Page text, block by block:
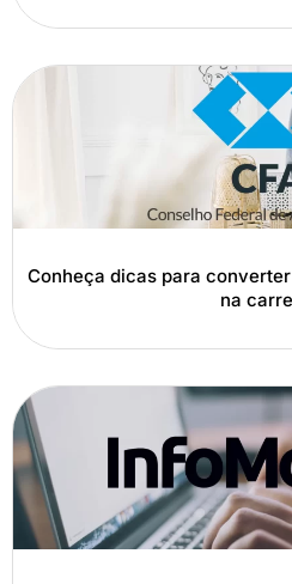
Conheça dicas para
na